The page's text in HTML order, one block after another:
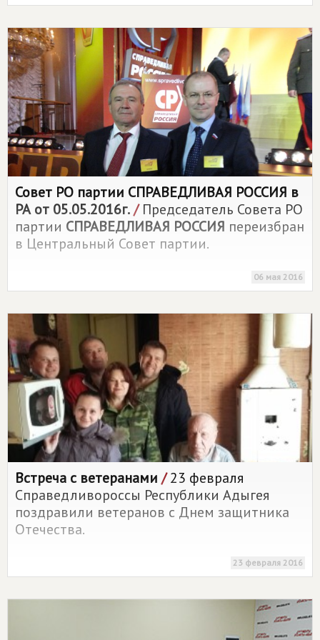
Совет РО партии СПРАВЕДЛИВАЯ РОССИЯ в
РА от 05.05.2016г./Председатель Совета РО
партии СПРАВЕДЛИВАЯ РОССИЯ переизбран
в Центральный Совет партии.
06 мая 2016
Встреча с ветеранами /23 февраля
Справедливороссы Республики Адыгея
поздравили ветеранов с Днем защитника
Отечества.
23 февраля 2016